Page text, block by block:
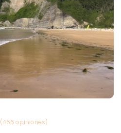
(466 opiniones)